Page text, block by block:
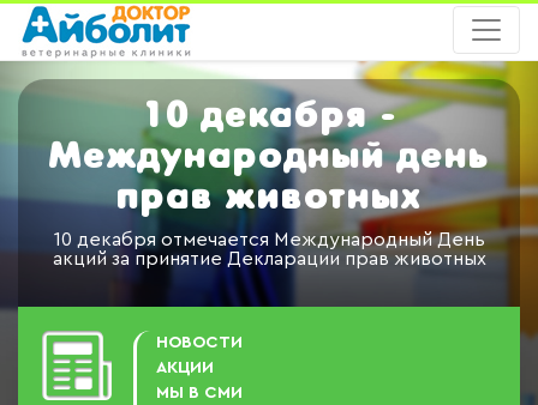
НОВОСТИ
АКЦИИ
МЫ В СМИ
10 декабря -
Международный день
прав животных
10 декабря отмечается Международный День
акций за принятие Декларации прав животных